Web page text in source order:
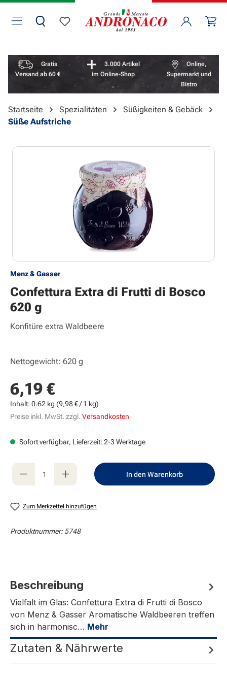
Zum Hauptinhalt springen
Du hast 0 Produkte auf dem Merkzettel
Vorteile überspringen
Gratis
Versand ab 60 €
3.000 Artikel
im Online-Shop
Online,
Supermarkt und
Bistro
Startseite Spezialitäten
Süßigkeiten & Gebäck
Süße Aufstriche
Bildergalerie überspringen
Menz & Gasser
Confettura Extra di Frutti di Bosco
620 g
Konfitüre extra Waldbeere
Nettogewicht: 620 g
Regulärer Preis:
6,19 €
Inhalt: 0.62 kg (9,98 € / 1 kg)
Preise inkl. MwSt. zzgl. Versandkosten
Sofort verfügbar, Lieferzeit: 2-3 Werktage
Produkt Anzahl: Gib den gewünschten
In den Warenkorb
Zum Merkzettel hinzufügen
Produktnummer:5748
Beschreibung
Vielfalt im Glas: Confettura Extra di Frutti di Bosco
von Menz & Gasser Aromatische Waldbeeren treffen
sich in harmonisc… Mehr
Zutaten & Nährwerte